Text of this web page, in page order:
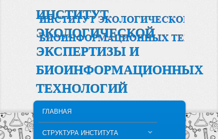
ИНСТИТУТ
ЭКОЛОГИЧЕСКОЙ
ЭКСПЕРТИЗЫ И
БИОИНФОРМАЦИОННЫХ
ТЕХНОЛОГИЙ
SKIP TO PRIMARY CONTENT
SKIP TO SECONDARY CONTENT
ГЛАВНАЯ
СТРУКТУРА ИНСТИТУТА